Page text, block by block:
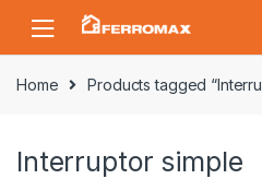
la
navegación
contenido
Home Products tagged
Interruptor simple